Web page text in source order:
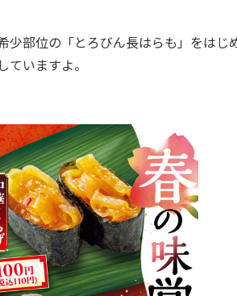
部位の「とろびん長はらも」をはじ
いますよ。